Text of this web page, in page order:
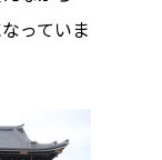
っていま